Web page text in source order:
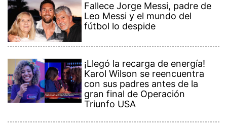
Fallece Jorge Messi, padre de
Leo Messi y el mundo del
fútbol lo despide
¡Llegó la recarga de energía!
Karol Wilson se reencuentra
con sus padres antes de la
gran final de Operación
Triunfo USA